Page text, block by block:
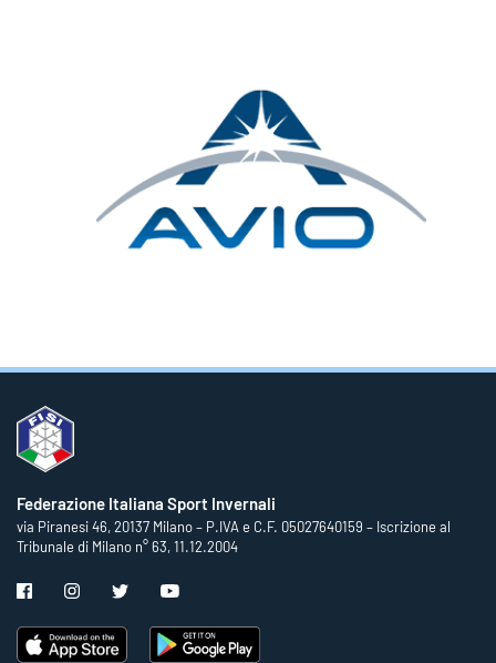
Federazione Italiana Sport Invernali
via Piranesi 46, 20137 Milano – P.IVA e C.F. 05027640159 – Iscrizione al
Tribunale di Milano n° 63, 11.12.2004